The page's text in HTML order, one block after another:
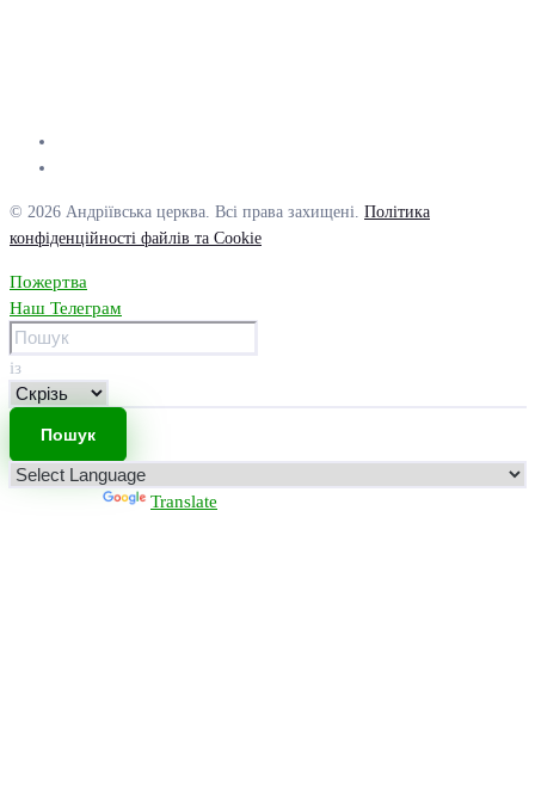
© 2026 Андріївська церква. Всі права захищені. Політика
конфіденційності файлів та Cookie
Пожертва
Наш Телеграм
із
Translate